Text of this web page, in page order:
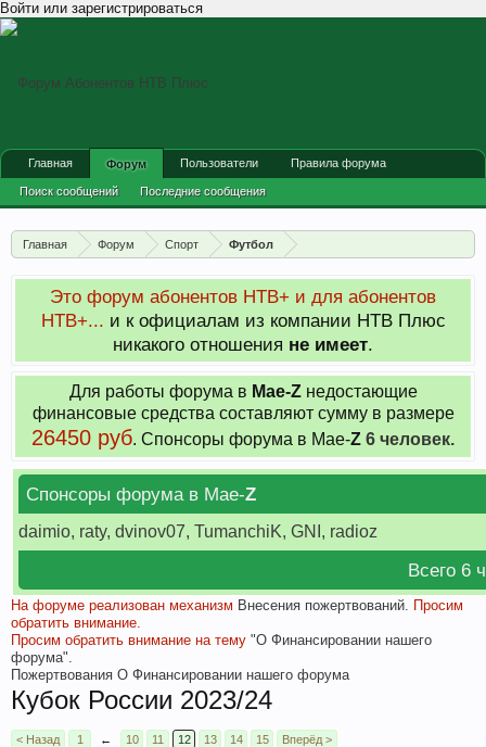
Войти или зарегистрироваться
Главная Форум Спорт Футбол
Это форум абонентов НТВ+ и для абонентов
НТВ+... и к официалам из компании НТВ Плюс
никакого отношения не имеет.
Для работы форума в Мае-Zнедостающие
финансовые средства составляют сумму в размере
26450 руб. Cпонсоры форума в Мае-Z 6 человек.
Спонсоры форума в Мае-Z
daimio, raty, dvinov07, TumanchiK, GNI, radioz
Всего 6
На форуме реализован механизм Внесения пожертвований. Просим
обратить внимание.
Просим обратить внимание на тему "О Финансировании нашего
форума".
Пожертвования О Финансировании нашего форума
Кубок России 2023/24
< Назад 1 ← 10 11 12 13 14 15 Вперёд >
Главная Форум
Поиск сообщений Последние сообщения
Пользователи Правила форума